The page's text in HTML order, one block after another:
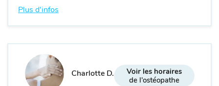
Plus d'infos
Charlotte D.
Voir les horaires
de l'ostéopathe